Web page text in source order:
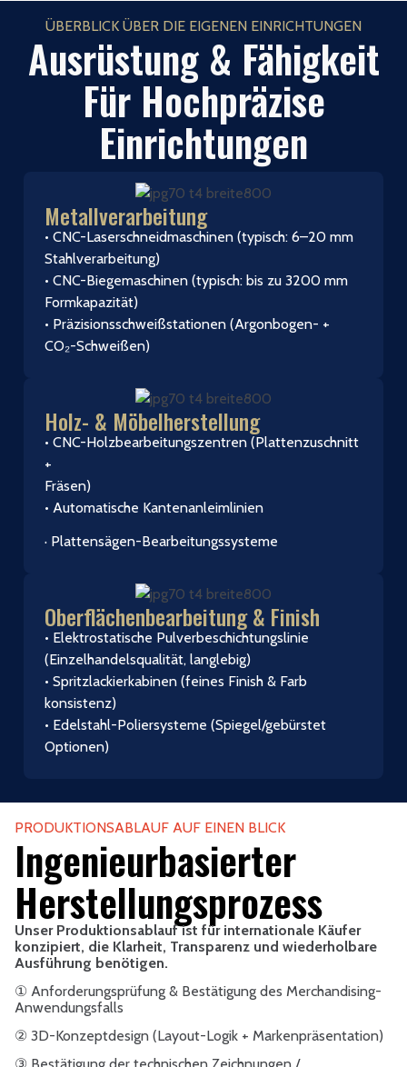
ÜBERBLICK ÜBER DIE EIGENEN EINRICHTUNGEN
Ausrüstung & Fähigkeit
Für Hochpräzise
Einrichtungen
Metallverarbeitung
• CNC-Laserschneidmaschinen (typisch: 6–20 mm
Stahlverarbeitung)
• CNC-Biegemaschinen (typisch: bis zu 3200 mm
Formkapazität)
• Präzisionsschweißstationen (Argonbogen- +
CO₂-Schweißen)
Holz- & Möbelherstellung
• CNC-Holzbearbeitungszentren (Plattenzuschnitt
+
Fräsen)
• Automatische Kantenanleimlinien
· Plattensägen-Bearbeitungssysteme
Oberflächenbearbeitung & Finish
• Elektrostatische Pulverbeschichtungslinie
(Einzelhandelsqualität, langlebig)
• Spritzlackierkabinen (feines Finish & Farb
konsistenz)
• Edelstahl-Poliersysteme (Spiegel/gebürstet
Optionen)
PRODUKTIONSABLAUF AUF EINEN BLICK
Ingenieurbasierter
Herstellungsprozess
Unser Produktionsablauf ist für internationale Käufer
konzipiert, die Klarheit, Transparenz und wiederholbare
Ausführung benötigen.
① Anforderungsprüfung & Bestätigung des Merchandising-
Anwendungsfalls
② 3D-Konzeptdesign (Layout-Logik + Markenpräsentation)
③ Bestätigung der technischen Zeichnungen /